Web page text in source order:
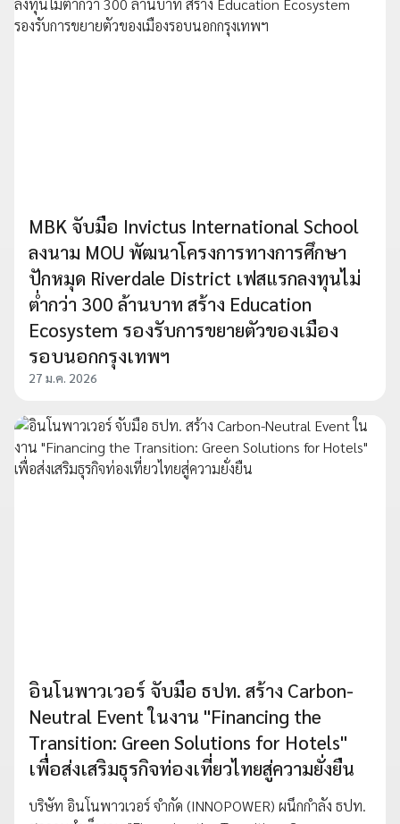
MBK จับมือ Invictus International School
ลงนาม MOU พัฒนาโครงการทางการศึกษา
ปักหมุด Riverdale District เฟสแรกลงทุนไม่
ต่ำกว่า 300 ล้านบาท สร้าง Education
Ecosystem รองรับการขยายตัวของเมือง
รอบนอกกรุงเทพฯ
27 ม.ค. 2026
อินโนพาวเวอร์ จับมือ ธปท. สร้าง Carbon-
Neutral Event ในงาน "Financing the
Transition: Green Solutions for Hotels"
เพื่อส่งเสริมธุรกิจท่องเที่ยวไทยสู่ความยั่งยืน
บริษัท อินโนพาวเวอร์ จำกัด (INNOPOWER) ผนึกกำลัง ธปท.